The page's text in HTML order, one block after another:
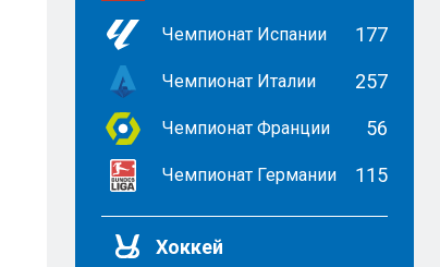
Чемпионат Испании 177
Чемпионат Италии 257
Чемпионат Франции 56
Чемпионат Германии 115
Хоккей